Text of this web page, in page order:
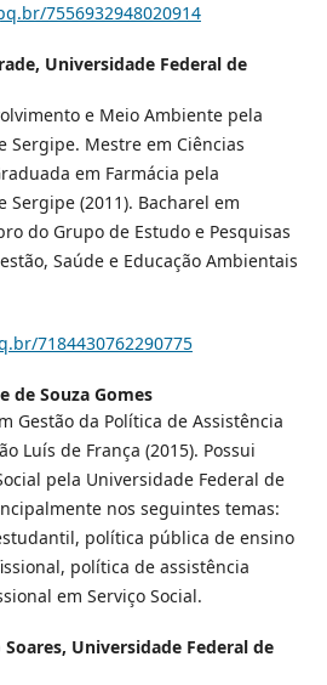
7556932948020914
Universidade Federal de
e Meio Ambiente pela
Sergipe. Mestre em Ciências
em Farmácia pela
Sergipe (2011). Bacharel em
do Grupo de Estudo e Pesquisas
Saúde e Educação Ambientais
7184430762290775
de Souza Gomes
Gestão da Política de Assistência
Luís de França (2015). Possui
pela Universidade Federal de
nos seguintes temas:
política pública de ensino
política de assistência
em Serviço Social.
Universidade Federal de